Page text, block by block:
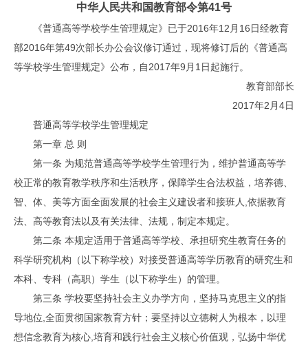
中华人民共和国教育部令第41号
《普通高等学校学生管理规定》已于2016年12月16日经教育
部2016年第49次部长办公会议修订通过，现将修订后的《普通高
等学校学生管理规定》公布，自2017年9月1日起施行。
教育部部长
2017年2月4日
普通高等学校学生管理规定
第一章 总 则
第一条 为规范普通高等学校学生管理行为，维护普通高等学
校正常的教育教学秩序和生活秩序，保障学生合法权益，培养德、
智、体、美等方面全面发展的社会主义建设者和接班人,依据教育
法、高等教育法以及有关法律、法规，制定本规定。
第二条 本规定适用于普通高等学校、承担研究生教育任务的
科学研究机构（以下称学校）对接受普通高等学历教育的研究生和
本科、专科（高职）学生（以下称学生）的管理。
第三条 学校要坚持社会主义办学方向，坚持马克思主义的指
导地位,全面贯彻国家教育方针；要坚持以立德树人为根本，以理
想信念教育为核心,培育和践行社会主义核心价值观，弘扬中华优